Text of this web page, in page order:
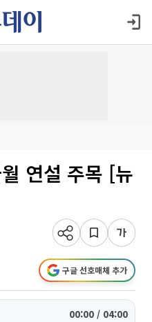
연설 주목 [뉴
구글 선호매체 추가
00:00 / 04:00